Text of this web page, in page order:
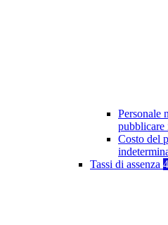
Personale
pubblicare
Costo del
Tassi di assenza 4